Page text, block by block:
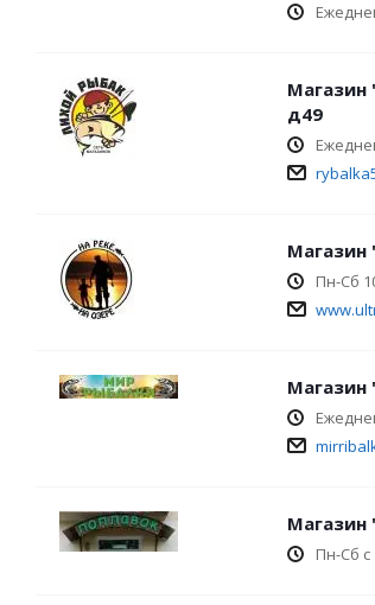
Магазин
д49
Магазин
Пн-Сб
Магазин
Магазин
Пн-Сб с